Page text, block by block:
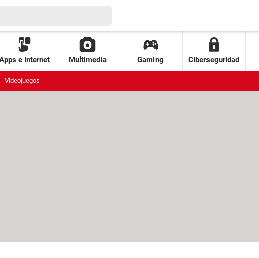
e Internet Multimedia Gaming Ciberseguridad
Videojuegos